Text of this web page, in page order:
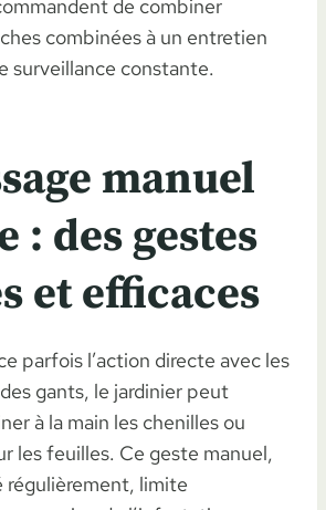
de combiner
combinées à un entretien
surveillance constante.
manuel
: des gestes
et efficaces
parfois l’action directe avec les
gants, le jardinier peut
à la main les chenilles ou
les feuilles. Ce geste manuel,
régulièrement, limite